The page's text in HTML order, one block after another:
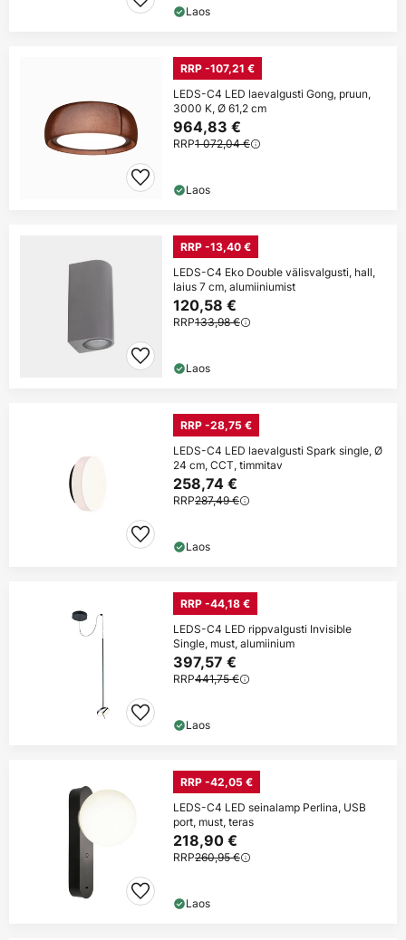
Laos
RRP -107,21 €
LEDS-C4 LED laevalgusti Gong, pruun,
3000 K, Ø 61,2 cm
964,83 €
RRP1 072,04 €
Laos
RRP -13,40 €
LEDS-C4 Eko Double välisvalgusti, hall,
laius 7 cm, alumiiniumist
120,58 €
RRP133,98 €
Laos
RRP -28,75 €
LEDS-C4 LED laevalgusti Spark single, Ø
24 cm, CCT, timmitav
258,74 €
RRP287,49 €
Laos
RRP -44,18 €
LEDS-C4 LED rippvalgusti Invisible
Single, must, alumiinium
397,57 €
RRP441,75 €
Laos
RRP -42,05 €
LEDS-C4 LED seinalamp Perlina, USB
port, must, teras
218,90 €
RRP260,95 €
Laos